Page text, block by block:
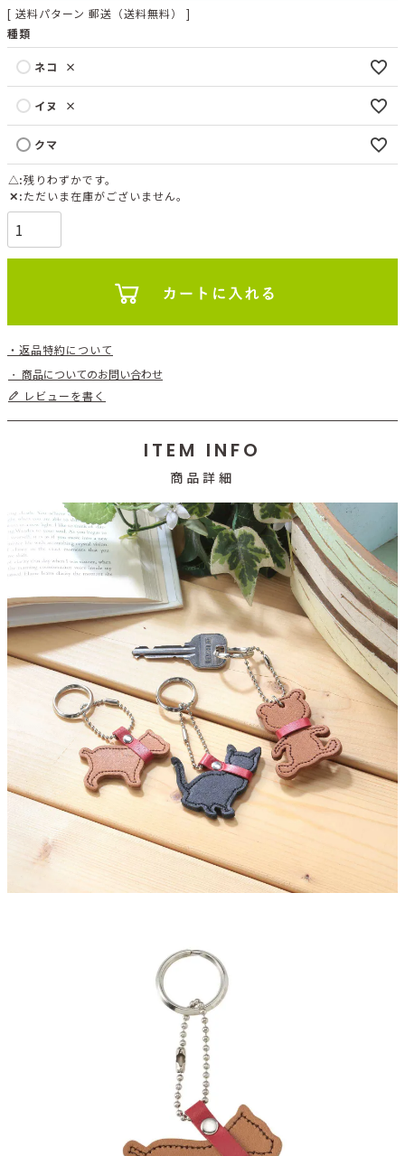
送料パターン 郵送（送料無料）
種類
ネコ ×
イヌ ×
クマ
△ 残りわずかです。
✕ ただいま在庫がございません。
返品特約について
商品についてのお問い合わせ
レビューを書く
ITEM INFO
商品詳細